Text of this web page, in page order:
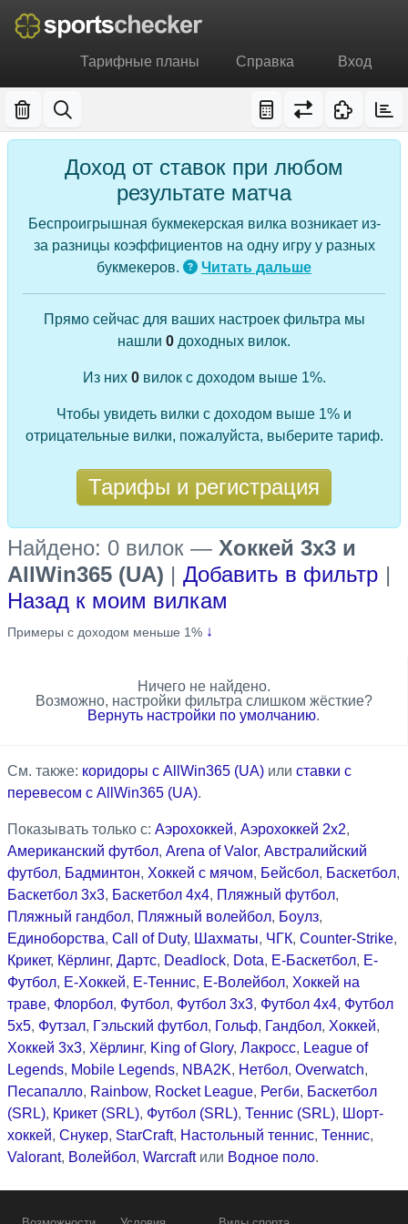
Тарифные планы Справка Вход
Доход от ставок при любом
результате матча
Беспроигрышная букмекерская вилка возникает из-
за разницы коэффициентов на одну игру у разных
букмекеров.
Читать дальше
Прямо сейчас для ваших настроек фильтра мы
нашли 0 доходных вилок.
Из них 0вилок с доходом выше 1%.
Чтобы увидеть вилки с доходом выше 1% и
отрицательные вилки, пожалуйста, выберите тариф.
Тарифы и регистрация
Найдено: 0 вилок — Хоккей 3x3 и
AllWin365 (UA) | Добавить в фильтр |
Назад к моим вилкам
Примеры с доходом меньше 1% ↓
Ничего не найдено.
Возможно, настройки фильтра слишком жёсткие?
Вернуть настройки по умолчанию.
См. также: коридоры с AllWin365 (UA) или ставки с
перевесом с AllWin365 (UA).
Показывать только с: Аэрохоккей, Аэрохоккей 2x2,
Американский футбол, Arena of Valor, Австралийский
футбол, Бадминтон, Хоккей с мячом, Бейсбол, Баскетбол,
Баскетбол 3x3, Баскетбол 4x4, Пляжный футбол,
Пляжный гандбол, Пляжный волейбол, Боулз,
Единоборства, Call of Duty, Шахматы, ЧГК, Counter-Strike,
Крикет, Кёрлинг, Дартс, Deadlock, Dota, Е-Баскетбол, Е-
Футбол, Е-Хоккей, Е-Теннис, Е-Волейбол, Хоккей на
траве, Флорбол, Футбол, Футбол 3x3, Футбол 4x4, Футбол
5x5, Футзал, Гэльский футбол, Гольф, Гандбол, Хоккей,
Хоккей 3x3, Хёрлинг, King of Glory, Лакросс, League of
Legends, Mobile Legends, NBA2K, Нетбол, Overwatch,
Песапалло, Rainbow, Rocket League, Регби, Баскетбол
(SRL), Крикет (SRL), Футбол (SRL), Теннис (SRL), Шорт-
хоккей, Снукер, StarCraft, Настольный теннис, Теннис,
Valorant, Волейбол, Warcraftили Водное поло.